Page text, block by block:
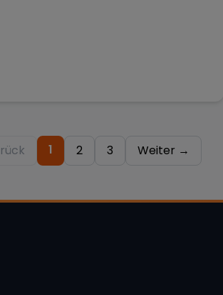
1 2 3 Weiter →